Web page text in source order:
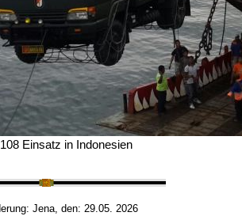
Einsatz in Indonesien
Jena, den: 29.05. 2026